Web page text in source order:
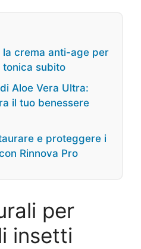
la crema anti-age per
tonica subito
Aloe Vera Ultra:
il tuo benessere
e proteggere i
Rinnova Pro
per
insetti